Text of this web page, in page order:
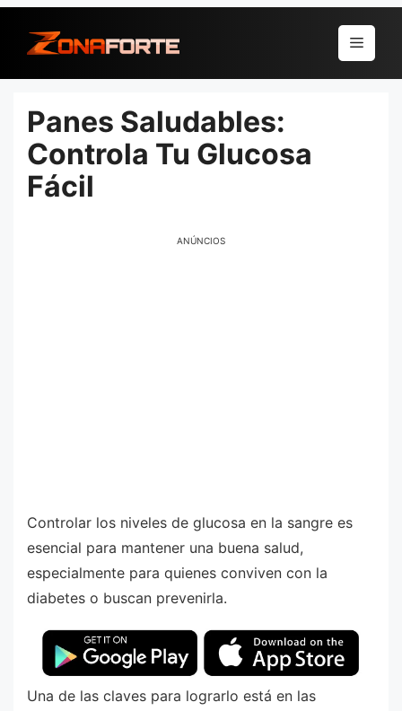
para
conteúdo
Menu
Panes Saludables:
Controla Tu Glucosa
Fácil
ANÚNCIOS
Controlar los niveles de glucosa en la sangre es
esencial para mantener una buena salud,
especialmente para quienes conviven con la
diabetes o buscan prevenirla.
Una de las claves para lograrlo está en las